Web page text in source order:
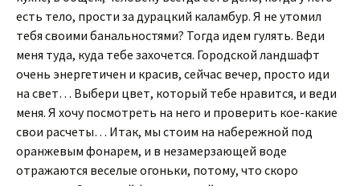
есть тело, прости за дурацкий каламбур. Я не утомил
тебя своими банальностями? Тогда идем гулять. Веди
меня туда, куда тебе захочется. Городской ландшафт
очень энергетичен и красив, сейчас вечер, просто иди
на свет… Выбери цвет, который тебе нравится, и веди
меня. Я хочу посмотреть на него и проверить кое-какие
свои расчеты… Итак, мы стоим на набережной под
оранжевым фонарем, и в незамерзающей воде
отражаются веселые огоньки, потому, что скоро